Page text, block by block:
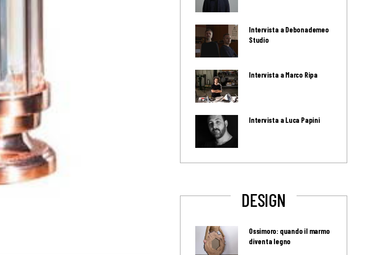
Intervista a Debonademeo
Studio
Intervista a Marco Ripa
Intervista a Luca Papini
DESIGN
Ossimoro: quando il marmo
diventa legno